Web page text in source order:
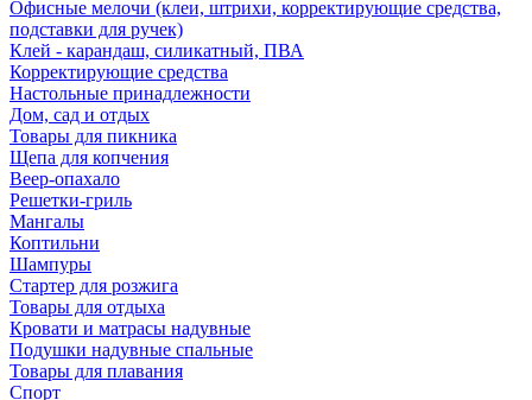
Офисные мелочи (клеи, штрихи, корректирующие средства,
подставки для ручек)
Клей - карандаш, силикатный, ПВА
Корректирующие средства
Настольные принадлежности
Дом, сад и отдых
Товары для пикника
Щепа для копчения
Веер-опахало
Решетки-гриль
Мангалы
Коптильни
Шампуры
Стартер для розжига
Товары для отдыха
Кровати и матрасы надувные
Подушки надувные спальные
Товары для плавания
Спорт